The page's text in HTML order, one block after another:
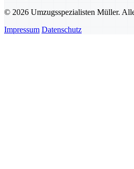
© 2026 Umzugsspezialisten Müller.
Impressum Datenschutz